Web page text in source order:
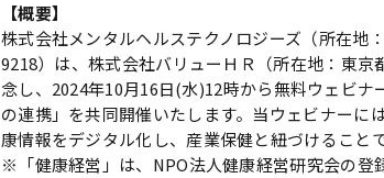
【概要】
株式会社メンタルヘルステクノロジーズ（所在地
9218）は、株式会社バリューＨＲ（所在地：東
念し、2024年10月16日(水)12時から無料ウェビ
の連携」を共同開催いたします。当ウェビナー
康情報をデジタル化し、産業保健と紐づけること
※「健康経営」は、NPO法人健康経営研究会の登